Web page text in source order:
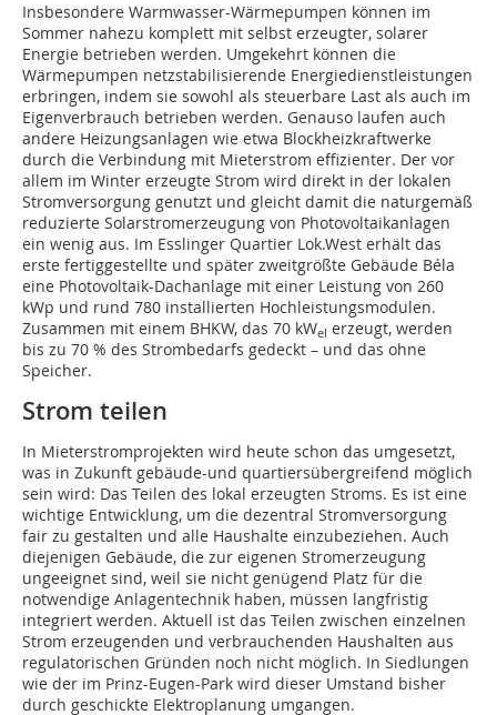
Insbesondere Warmwasser-Wärmepumpen können im
Sommer nahezu komplett mit selbst erzeugter, solarer
Energie betrieben werden. Umgekehrt können die
Wärmepumpen netzstabilisierende Energiedienstleistungen
erbringen, indem sie sowohl als steuerbare Last als auch im
Eigenverbrauch betrieben werden. Genauso laufen auch
andere Heizungsanlagen wie etwa Blockheizkraftwerke
durch die Verbindung mit Mieterstrom effizienter. Der vor
allem im Winter erzeugte Strom wird direkt in der lokalen
Stromversorgung genutzt und gleicht damit die naturgemäß
reduzierte Solarstromerzeugung von Photovoltaikanlagen
ein wenig aus. Im Esslinger Quartier Lok.West erhält das
erste fertiggestellte und später zweitgrößte Gebäude Béla
eine Photovoltaik-Dachanlage mit einer Leistung von 260
kWp und rund 780 installierten Hochleistungsmodulen.
Zusammen mit einem BHKW, das 70 kWel erzeugt, werden
bis zu 70 % des Strombedarfs gedeckt – und das ohne
Speicher.
Strom teilen
In Mieterstromprojekten wird heute schon das umgesetzt,
was in Zukunft gebäude-und quartiersübergreifend möglich
sein wird: Das Teilen des lokal erzeugten Stroms. Es ist eine
wichtige Entwicklung, um die dezentral Stromversorgung
fair zu gestalten und alle Haushalte einzubeziehen. Auch
diejenigen Gebäude, die zur eigenen Stromerzeugung
ungeeignet sind, weil sie nicht genügend Platz für die
notwendige Anlagentechnik haben, müssen langfristig
integriert werden. Aktuell ist das Teilen zwischen einzelnen
Strom erzeugenden und verbrauchenden Haushalten aus
regulatorischen Gründen noch nicht möglich. In Siedlungen
wie der im Prinz-Eugen-Park wird dieser Umstand bisher
durch geschickte Elektroplanung umgangen.